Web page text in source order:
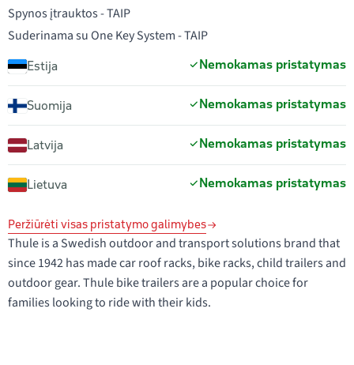
Spynos įtrauktos - TAIP
Suderinama su One Key System - TAIP
Estija Nemokamas pristatymas
Suomija Nemokamas pristatymas
Latvija Nemokamas pristatymas
Lietuva Nemokamas pristatymas
Peržiūrėti visas pristatymo galimybes
Thule is a Swedish outdoor and transport solutions brand that
since 1942 has made car roof racks, bike racks, child trailers and
outdoor gear. Thule bike trailers are a popular choice for
families looking to ride with their kids.